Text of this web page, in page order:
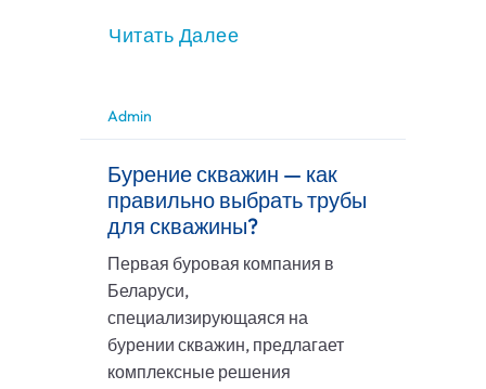
Читать Далее
Admin
Бурение скважин — как
правильно выбрать трубы
для скважины?
Первая буровая компания в
Беларуси,
специализирующаяся на
бурении скважин, предлагает
комплексные решения